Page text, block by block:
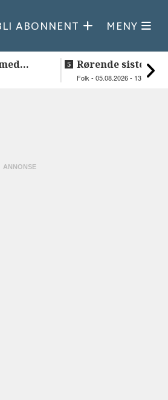
ABONNENT MENY
Rørende siste
Inge på
Folk - 05.08.2026 - 13:30